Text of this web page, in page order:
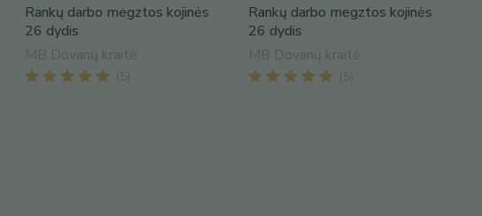
Rankų darbo megztos kojinės
26 dydis
MB Dovanų kraitė
( 5
Rankų darbo megztos kojinės
26 dydis
MB Dovanų kraitė
( 5